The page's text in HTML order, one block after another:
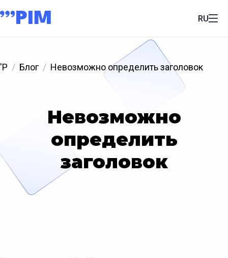
RU
'P Блог Невозможно определить заголовок
Невозможно
определить
заголовок